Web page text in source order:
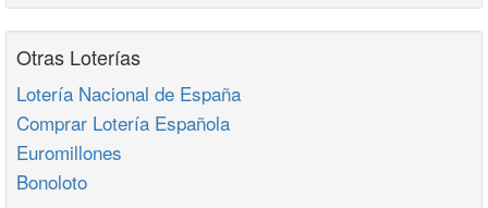
Otras Loterías
Lotería Nacional de España
Comprar Lotería Española
Euromillones
Bonoloto